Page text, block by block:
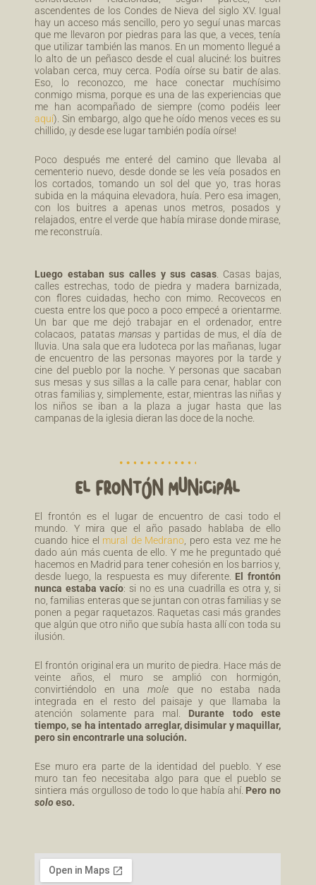
ascendentes de los Condes de Nieva del siglo XV. Igual
hay un acceso más sencillo, pero yo seguí unas marcas
que me llevaron por piedras para las que, a veces, tenía
que utilizar también las manos. En un momento llegué a
lo alto de un peñasco desde el cual aluciné: los buitres
volaban cerca, muy cerca. Podía oírse su batir de alas.
Eso, lo reconozco, me hace conectar muchísimo
conmigo misma, porque es una de las experiencias que
me han acompañado de siempre (como podéis leer
aquí). Sin embargo, algo que he oído menos veces es su
chillido, ¡y desde ese lugar también podía oírse!
Poco después me enteré del camino que llevaba al
cementerio nuevo, desde donde se les veía posados en
los cortados, tomando un sol del que yo, tras horas
subida en la máquina elevadora, huía. Pero esa imagen,
con los buitres a apenas unos metros, posados y
relajados, entre el verde que había mirase donde mirase,
me reconstruía.
Luego estaban sus calles y sus casas. Casas bajas,
calles estrechas, todo de piedra y madera barnizada,
con flores cuidadas, hecho con mimo. Recovecos en
cuesta entre los que poco a poco empecé a orientarme.
Un bar que me dejó trabajar en el ordenador, entre
colacaos, patatas mansas y partidas de mus, el día de
lluvia. Una sala que era ludoteca por las mañanas, lugar
de encuentro de las personas mayores por la tarde y
cine del pueblo por la noche. Y personas que sacaban
sus mesas y sus sillas a la calle para cenar, hablar con
otras familias y, simplemente, estar, mientras las niñas y
los niños se iban a la plaza a jugar hasta que las
campanas de la iglesia dieran las doce de la noche.
EL FRONTÓN MUNICIPAL
El frontón es el lugar de encuentro de casi todo el
mundo. Y mira que el año pasado hablaba de ello
cuando hice el mural de Medrano , pero esta vez me he
dado aún más cuenta de ello. Y me he preguntado qué
hacemos en Madrid para tener cohesión en los barrios y,
desde luego, la respuesta es muy diferente. El frontón
nunca estaba vacío: si no es una cuadrilla es otra y, si
no, familias enteras que se juntan con otras familias y se
ponen a pegar raquetazos. Raquetas casi más grandes
que algún que otro niño que subía hasta allí con toda su
ilusión.
El frontón original era un murito de piedra. Hace más de
veinte años, el muro se amplió con hormigón,
convirtiéndolo en unamole que no estaba nada
integrada en el resto del paisaje y que llamaba la
atención solamente para mal. Durante todo este
tiempo, se ha intentado arreglar, disimular y maquillar,
pero sin encontrarle una solución.
Ese muro era parte de la identidad del pueblo. Y ese
muro tan feo necesitaba algo para que el pueblo se
sintiera más orgulloso de todo lo que había ahí. Pero no
solo eso.